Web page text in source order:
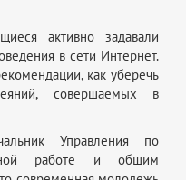
активно задавали
в сети Интернет.
как уберечь
совершаемых в
Управления по
работе и общим